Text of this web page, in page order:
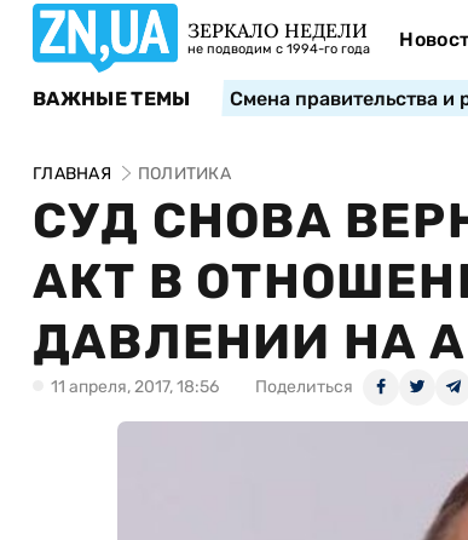
ЗЕРКАЛО НЕДЕЛИ
не подводим с 1994-го года
ВАЖНЫЕ ТЕМЫ Смена правительства и
ГЛАВНАЯ ПОЛИТИКА
СУД СНОВА
АКТ В
ДАВЛЕНИИ НА
11 апреля, 2017, 18:56 Поделиться